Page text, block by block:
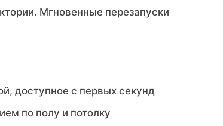
Мгновенные перезапуски
доступное с первых секунд
по полу и потолку